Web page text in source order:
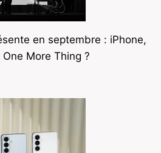
en septembre : iPhone,
More Thing ?